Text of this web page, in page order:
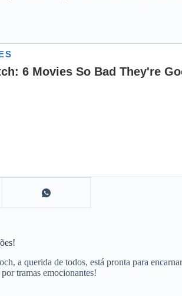
a querida de todos, está pronta para
tramas emocionantes!